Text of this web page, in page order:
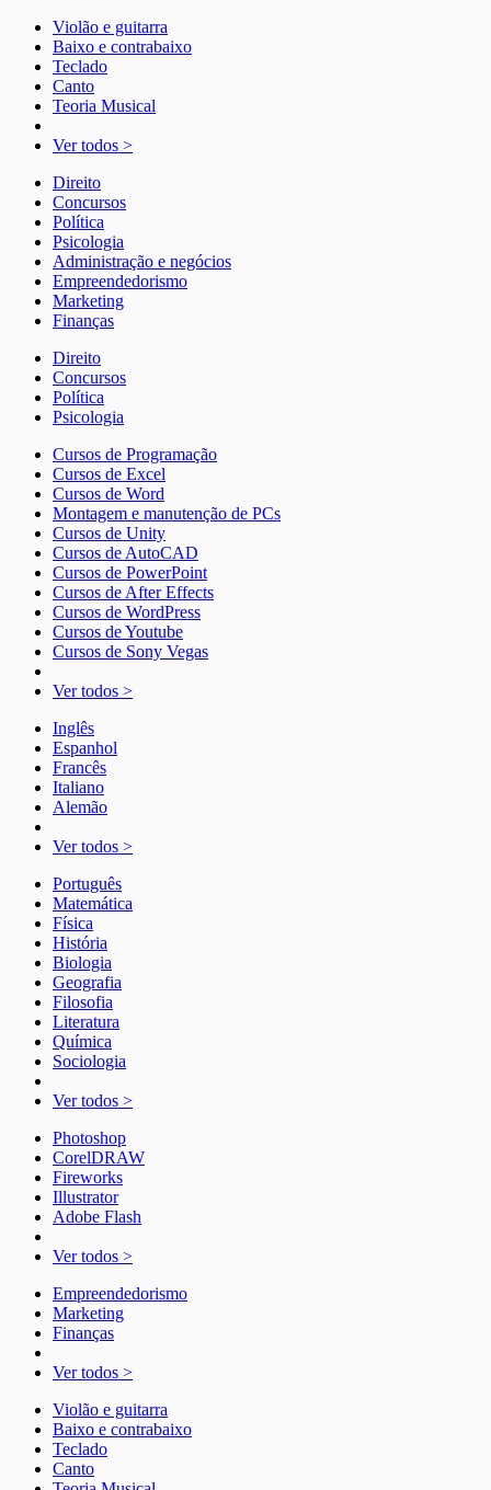
Violão e guitarra
Baixo e contrabaixo
Teclado
Canto
Teoria Musical
Ver todos >
Direito
Concursos
Política
Psicologia
Administração e negócios
Empreendedorismo
Marketing
Finanças
Direito
Concursos
Política
Psicologia
Cursos de Programação
Cursos de Excel
Cursos de Word
Montagem e manutenção de PCs
Cursos de Unity
Cursos de AutoCAD
Cursos de PowerPoint
Cursos de After Effects
Cursos de WordPress
Cursos de Youtube
Cursos de Sony Vegas
Ver todos >
Inglês
Espanhol
Francês
Italiano
Alemão
Ver todos >
Português
Matemática
Física
História
Biologia
Geografia
Filosofia
Literatura
Química
Sociologia
Ver todos >
Photoshop
CorelDRAW
Fireworks
Illustrator
Adobe Flash
Ver todos >
Empreendedorismo
Marketing
Finanças
Ver todos >
Violão e guitarra
Baixo e contrabaixo
Teclado
Canto